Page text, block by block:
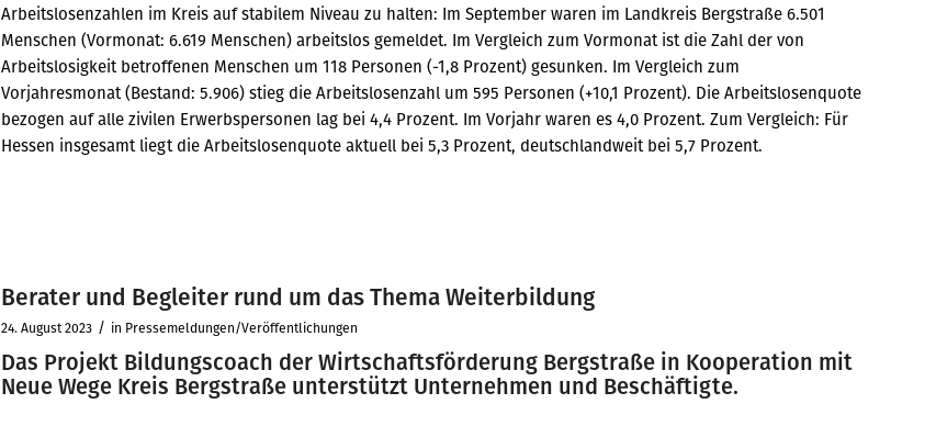
Arbeitslosenzahlen im Kreis auf stabilem Niveau zu halten: Im September waren im Landkreis Bergstraße 6.501
Menschen (Vormonat: 6.619 Menschen) arbeitslos gemeldet. Im Vergleich zum Vormonat ist die Zahl der von
Arbeitslosigkeit betroffenen Menschen um 118 Personen (-1,8 Prozent) gesunken. Im Vergleich zum
Vorjahresmonat (Bestand: 5.906) stieg die Arbeitslosenzahl um 595 Personen (+10,1 Prozent). Die Arbeitslosenquote
bezogen auf alle zivilen Erwerbspersonen lag bei 4,4 Prozent. Im Vorjahr waren es 4,0 Prozent. Zum Vergleich: Für
Hessen insgesamt liegt die Arbeitslosenquote aktuell bei 5,3 Prozent, deutschlandweit bei 5,7 Prozent.
Berater und Begleiter rund um das Thema Weiterbildung
24. August 2023 / in Pressemeldungen/Veröffentlichungen
Das Projekt Bildungscoach der Wirtschaftsförderung Bergstraße in Kooperation mit
Neue Wege Kreis Bergstraße unterstützt Unternehmen und Beschäftigte.